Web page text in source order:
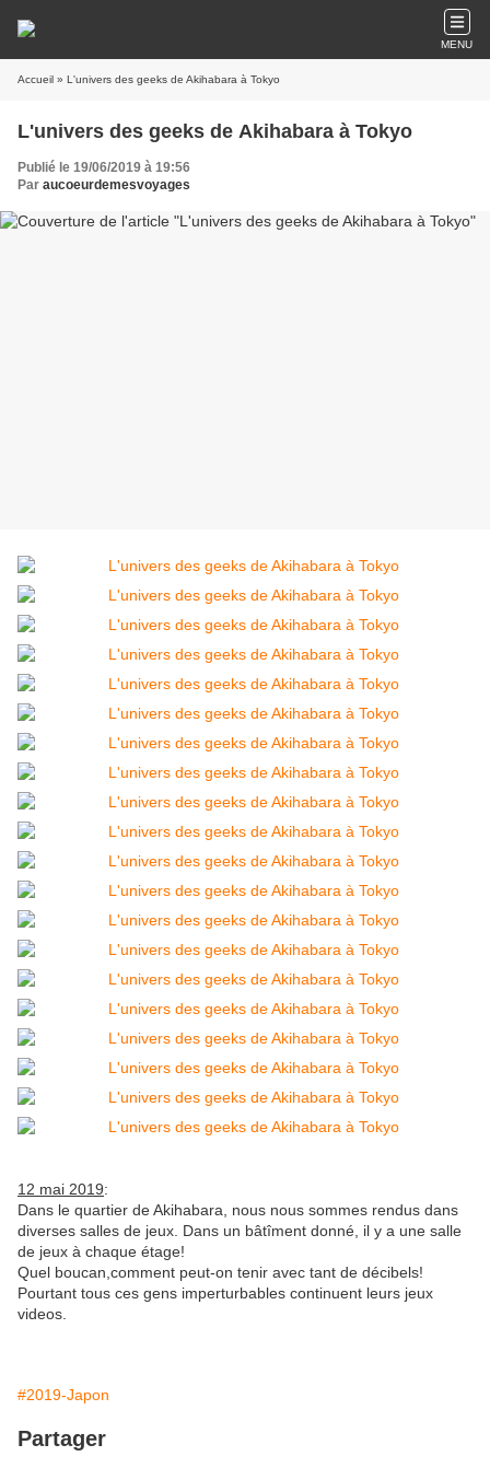
MENU
Accueil » L'univers des geeks de Akihabara à Tokyo
L'univers des geeks de Akihabara à Tokyo
Publié le 19/06/2019 à 19:56
Par aucoeurdemesvoyages
12 mai 2019:
Dans le quartier de Akihabara, nous nous sommes rendus dans
diverses salles de jeux. Dans un bâtîment donné, il y a une salle
de jeux à chaque étage!
Quel boucan,comment peut-on tenir avec tant de décibels!
Pourtant tous ces gens imperturbables continuent leurs jeux
videos.
#2019-Japon
Partager